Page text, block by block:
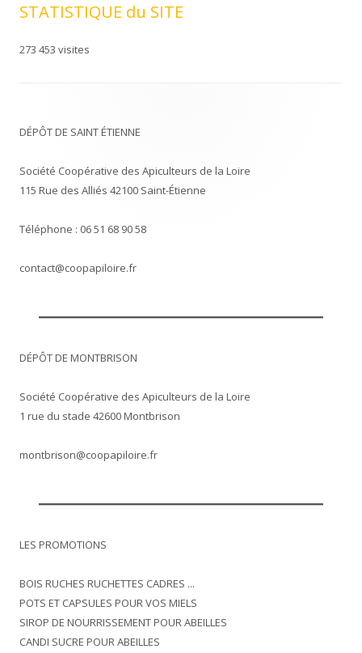
STATISTIQUE du SITE
273 453 visites
DÉPÔT DE SAINT ÉTIENNE
Société Coopérative des Apiculteurs de la Loire
115 Rue des Alliés 42100 Saint-Étienne
Téléphone : 06 51 68 90 58
contact@coopapiloire.fr
DÉPÔT DE MONTBRISON
Société Coopérative des Apiculteurs de la Loire
1 rue du stade 42600 Montbrison
montbrison@coopapiloire.fr
LES PROMOTIONS
BOIS RUCHES RUCHETTES CADRES ...
POTS ET CAPSULES POUR VOS MIELS
SIROP DE NOURRISSEMENT POUR ABEILLES
CANDI SUCRE POUR ABEILLES